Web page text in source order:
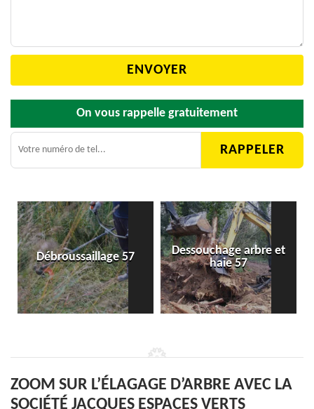
On vous rappelle gratuitement
Débroussaillage 57
Dessouchage arbre et
haie 57
ZOOM SUR L’ÉLAGAGE D’ARBRE AVEC LA
SOCIÉTÉ JACQUES ESPACES VERTS